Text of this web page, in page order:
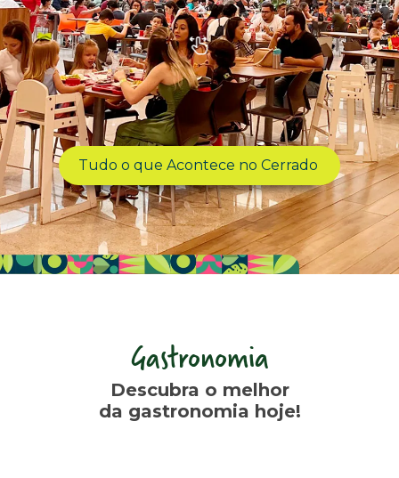
Tudo o que Acontece no Cerrado
Gastronomia
Descubra o melhor
da gastronomia hoje!